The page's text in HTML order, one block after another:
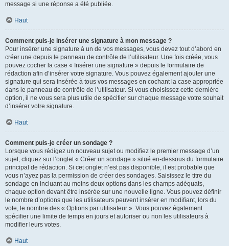
message si une réponse a été publiée.
Haut
Comment puis-je insérer une signature à mon message ?
Pour insérer une signature à un de vos messages, vous devez tout d’abord en
créer une depuis le panneau de contrôle de l’utilisateur. Une fois créée, vous
pouvez cocher la case « Insérer une signature » depuis le formulaire de
rédaction afin d’insérer votre signature. Vous pouvez également ajouter une
signature qui sera insérée à tous vos messages en cochant la case appropriée
dans le panneau de contrôle de l’utilisateur. Si vous choisissez cette dernière
option, il ne vous sera plus utile de spécifier sur chaque message votre souhait
d’insérer votre signature.
Haut
Comment puis-je créer un sondage ?
Lorsque vous rédigez un nouveau sujet ou modifiez le premier message d’un
sujet, cliquez sur l’onglet « Créer un sondage » situé en-dessous du formulaire
principal de rédaction. Si cet onglet n’est pas disponible, il est probable que
vous n’ayez pas la permission de créer des sondages. Saisissez le titre du
sondage en incluant au moins deux options dans les champs adéquats,
chaque option devant être insérée sur une nouvelle ligne. Vous pouvez définir
le nombre d’options que les utilisateurs peuvent insérer en modifiant, lors du
vote, le nombre des « Options par utilisateur ». Vous pouvez également
spécifier une limite de temps en jours et autoriser ou non les utilisateurs à
modifier leurs votes.
Haut